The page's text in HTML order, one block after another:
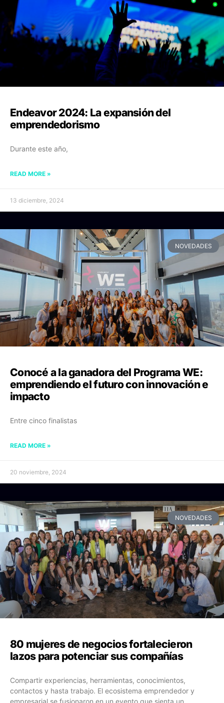
Endeavor 2024: La expansión del
emprendedorismo
Durante este año,
READ MORE »
13 diciembre, 2024
NOVEDADES
Conocé a la ganadora del Programa WE:
emprendiendo el futuro con innovación e
impacto
Entre cinco finalistas
READ MORE »
20 noviembre, 2024
NOVEDADES
80 mujeres de negocios fortalecieron
lazos para potenciar sus compañías
Compartir experiencias, herramientas, conocimientos,
contactos y hasta trabajo. El ecosistema emprendedor y